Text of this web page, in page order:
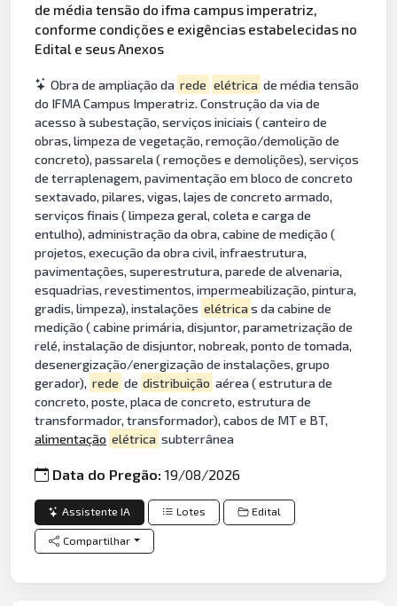
de média tensão do ifma campus imperatriz,
conforme condições e exigências estabelecidas no
Edital e seus Anexos
Obra de ampliação da rede elétrica de média tensão
do IFMA Campus Imperatriz. Construção da via de
acesso à subestação, serviços iniciais ( canteiro de
obras, limpeza de vegetação, remoção/demolição de
concreto), passarela ( remoções e demolições), serviços
de terraplenagem, pavimentação em bloco de concreto
sextavado, pilares, vigas, lajes de concreto armado,
serviços finais ( limpeza geral, coleta e carga de
entulho), administração da obra, cabine de medição (
projetos, execução da obra civil, infraestrutura,
pavimentações, superestrutura, parede de alvenaria,
esquadrias, revestimentos, impermeabilização, pintura,
gradis, limpeza), instalações elétricas da cabine de
medição ( cabine primária, disjuntor, parametrização de
relé, instalação de disjuntor, nobreak, ponto de tomada,
desenergização/energização de instalações, grupo
gerador), rede de distribuição aérea ( estrutura de
concreto, poste, placa de concreto, estrutura de
transformador, transformador), cabos de MT e BT,
alimentação elétrica subterrânea
Data do Pregão:19/08/2026
Assistente IA Lotes Edital
Compartilhar